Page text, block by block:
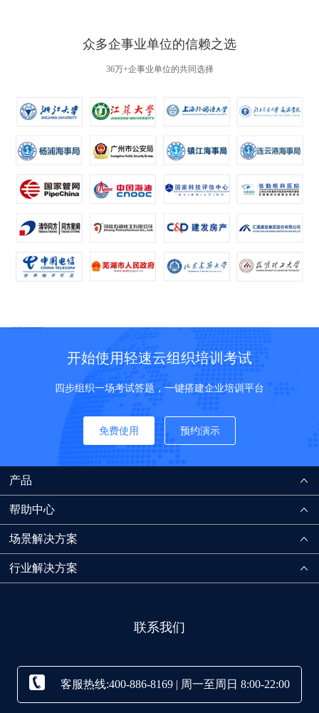
众多企事业单位的信赖之选
36万+企事业单位的共同选择
开始使用轻速云组织培训考试
四步组织一场考试答题，一键搭建企业培训平台
免费使用 预约演示
产品
帮助中心
场景解决方案
行业解决方案
联系我们
客服热线:400-886-8169 | 周一至周日 8:00-22:00